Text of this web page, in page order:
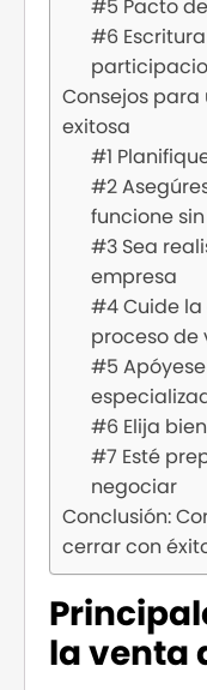
#5 Pacto
#6
Consejos
exitosa
#1
#2
funcione
#3 Sea
empresa
#4 Cuide
proceso de
#5
#6 Elija
#7 Esté
negociar
Conclusión:
cerrar con
la venta